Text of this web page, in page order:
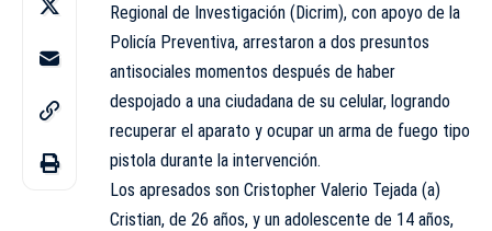
Regional de Investigación (Dicrim), con apoyo de la
Policía Preventiva, arrestaron a dos presuntos
antisociales momentos después de haber
despojado a una ciudadana de su celular, logrando
recuperar el aparato y ocupar un arma de fuego tipo
pistola durante la intervención.
Los apresados son Cristopher Valerio Tejada (a)
Cristian, de 26 años, y un adolescente de 14 años,